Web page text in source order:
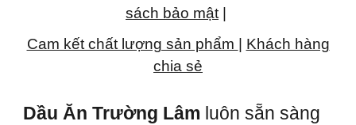
sách bảo mật
Cam kết chất lượng sản phẩm | Khách hàng
chia sẻ
Dầu Ăn Trường Lâm luôn sẵn sàng